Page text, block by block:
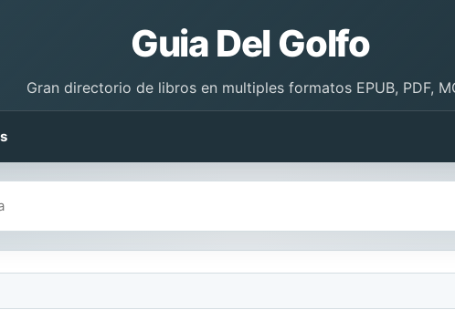
Guia Del Golfo
Gran directorio de libros en multiples formatos EPUB, PDF,